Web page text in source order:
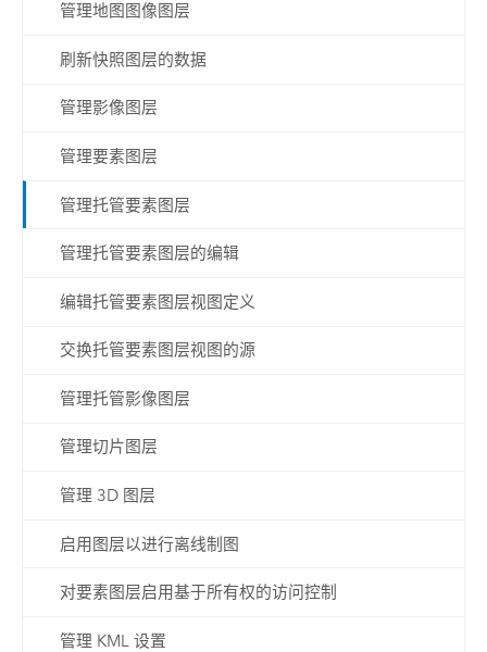
管理地图图像图层
刷新快照图层的数据
管理影像图层
管理要素图层
管理托管要素图层
管理托管要素图层的编辑
编辑托管要素图层视图定义
交换托管要素图层视图的源
管理托管影像图层
管理切片图层
管理 3D 图层
启用图层以进行离线制图
对要素图层启用基于所有权的访问控制
管理 KML 设置